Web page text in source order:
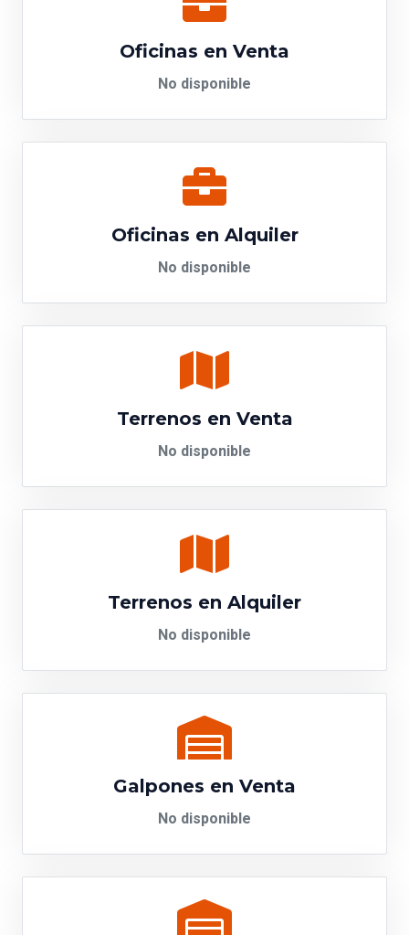
Oficinas en Venta
No disponible
Oficinas en Alquiler
No disponible
Terrenos en Venta
No disponible
Terrenos en Alquiler
No disponible
Galpones en Venta
No disponible